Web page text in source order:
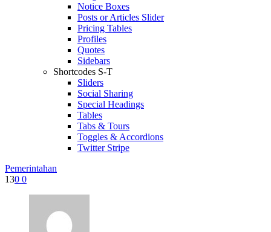
Notice Boxes
Posts or Articles Slider
Pricing Tables
Profiles
Quotes
Sidebars
Shortcodes S-T
Sliders
Social Sharing
Special Headings
Tables
Tabs & Tours
Toggles & Accordions
Twitter Stripe
Pemerintahan
130 0